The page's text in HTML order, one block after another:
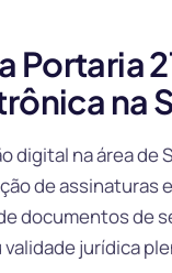
Portaria
na
digital na área de
de assinaturas
documentos de
jurídica